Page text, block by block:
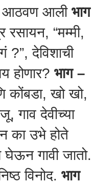
आठवण आली भाग
रसायन, “मम्मी,
देविशाची
होणार? भाग –
कोंबडा, खो खो,
गाव देवीच्या
का उभे होते
गावी जातो.
विनोद. भाग